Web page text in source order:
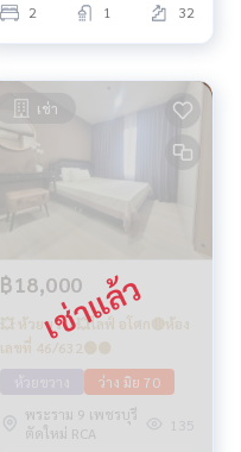
2 1 32
เช่า
฿18,000
💥 ห้วยขวาง💥ไลฟ์ อโศก🔴ห้อง
เลขที่ 46/632🟢🟡
ว่าง มิย 70
พระราม 9 เพชรบุรี
ตัดใหม่ RCA
135